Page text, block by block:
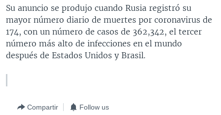
Su anuncio se produjo cuando Rusia registró su
mayor número diario de muertes por coronavirus de
174, con un número de casos de 362,342, el tercer
número más alto de infecciones en el mundo
después de Estados Unidos y Brasil.
Compartir Follow us